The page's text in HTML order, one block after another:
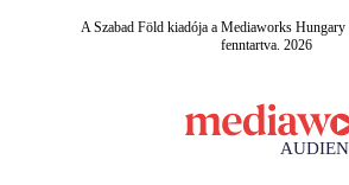
A Szabad Föld kiadója a Mediaworks
fenntartva. 2026